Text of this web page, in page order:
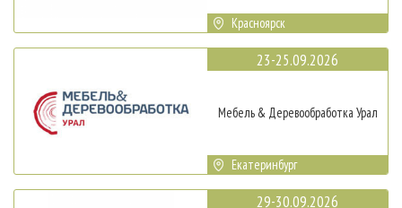
Красноярск
23-25.09.2026
Мебель & Деревообработка Урал
Екатеринбург
29-30.09.2026